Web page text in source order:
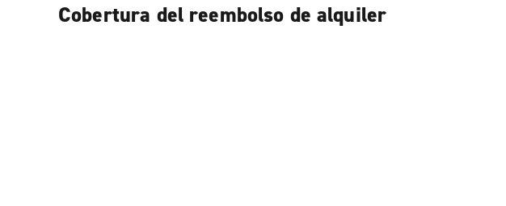
Cobertura del reembolso de alquiler